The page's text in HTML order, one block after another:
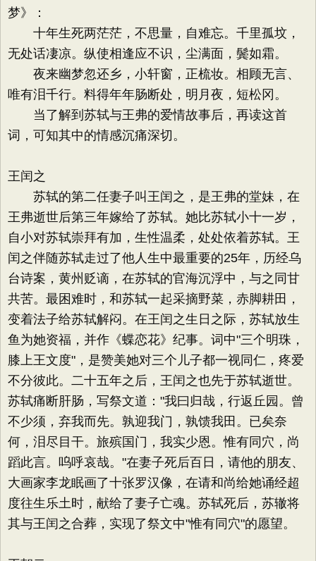
梦》：
十年生死两茫茫，不思量，自难忘。千里孤坟，
无处话凄凉。纵使相逢应不识，尘满面，鬓如霜。
夜来幽梦忽还乡，小轩窗，正梳妆。相顾无言、
唯有泪千行。料得年年肠断处，明月夜，短松冈。
当了解到苏轼与王弗的爱情故事后，再读这首
词，可知其中的情感沉痛深切。
王闰之
苏轼的第二任妻子叫王闰之，是王弗的堂妹，在
王弗逝世后第三年嫁给了苏轼。她比苏轼小十一岁，
自小对苏轼崇拜有加，生性温柔，处处依着苏轼。王
闰之伴随苏轼走过了他人生中最重要的25年，历经乌
台诗案，黄州贬谪，在苏轼的官海沉浮中，与之同甘
共苦。最困难时，和苏轼一起采摘野菜，赤脚耕田，
变着法子给苏轼解闷。在王闰之生日之际，苏轼放生
鱼为她资福，并作《蝶恋花》纪事。词中"三个明珠，
膝上王文度"，是赞美她对三个儿子都一视同仁，疼爱
不分彼此。二十五年之后，王闰之也先于苏轼逝世。
苏轼痛断肝肠，写祭文道："我曰归哉，行返丘园。曾
不少须，弃我而先。孰迎我门，孰馈我田。已矣奈
何，泪尽目干。旅殡国门，我实少恩。惟有同穴，尚
蹈此言。呜呼哀哉。"在妻子死后百日，请他的朋友、
大画家李龙眠画了十张罗汉像，在请和尚给她诵经超
度往生乐土时，献给了妻子亡魂。苏轼死后，苏辙将
其与王闰之合葬，实现了祭文中"惟有同穴"的愿望。